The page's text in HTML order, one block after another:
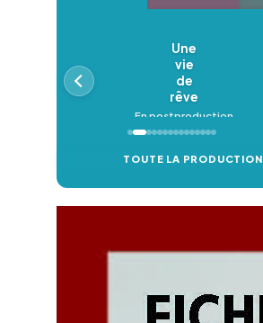
Une
vie
de
rêve
En postproduction
TOUTE LA PRODUCTION